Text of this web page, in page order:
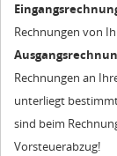
Rechnungen von
Rechnungen an
unterliegt
sind beim
Vorsteuerabzug!